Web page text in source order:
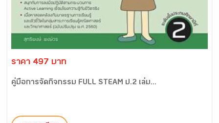
ราคา 497 บาท
คู่มือการจัดกิจกรรม FULL STEAM ป.2 เล่ม...